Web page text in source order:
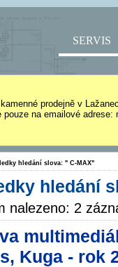
SERVIS
prodejně v
na emailové
hledání slova: " C-MAX"
hledání
nalezeno: 2
Kuga - rok